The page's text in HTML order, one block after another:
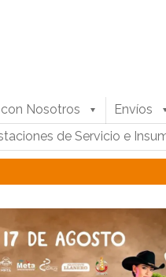
Nosotros Envíos
de Servicio e